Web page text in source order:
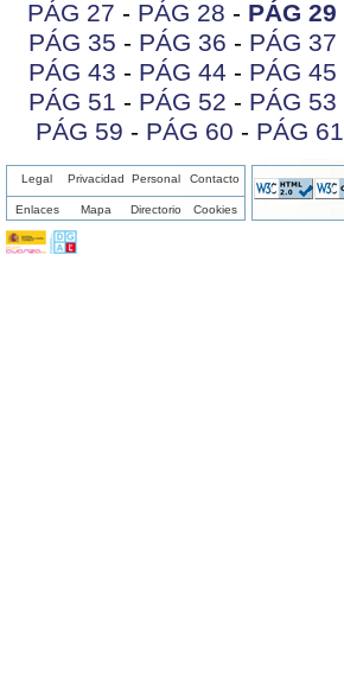
PÁG 27 - PÁG 28 - PÁG 29
PÁG 35 - PÁG 36 - PÁG 37
PÁG 43 - PÁG 44 - PÁG 45
PÁG 51 - PÁG 52 - PÁG 53
PÁG 59 - PÁG 60 - PÁG 61
Legal Privacidad Personal Contacto
Enlaces Mapa Directorio Cookies